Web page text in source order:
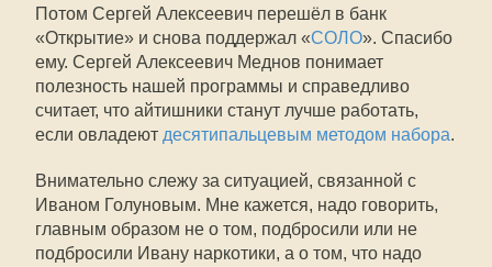
Потом Сергей Алексеевич перешёл в банк
«Открытие» и снова поддержал «СОЛО». Спасибо
ему. Сергей Алексеевич Меднов понимает
полезность нашей программы и справедливо
считает, что айтишники станут лучше работать,
если овладеют десятипальцевым методом набора.
Внимательно слежу за ситуацией, связанной с
Иваном Голуновым. Мне кажется, надо говорить,
главным образом не о том, подбросили или не
подбросили Ивану наркотики, а о том, что надо